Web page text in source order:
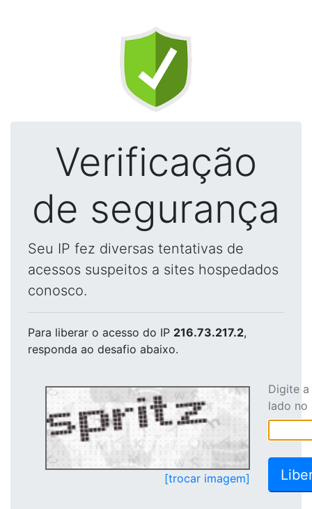
Verificação
de segurança
Seu IP fez diversas tentativas de
acessos suspeitos a sites hospedados
conosco.
Para liberar o acesso do IP 216.73.217.2,
responda ao desafio abaixo.
[trocar imagem]
Digite
lado no